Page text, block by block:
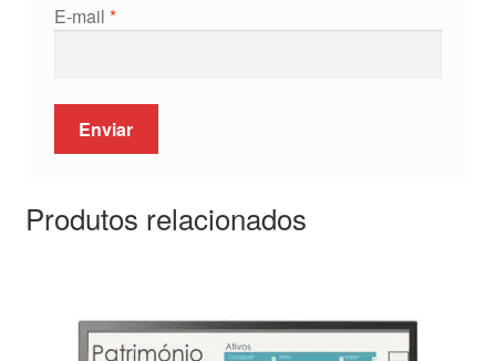
E-mail *
Produtos relacionados